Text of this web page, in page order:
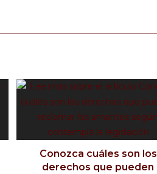
Conozca cuáles son los
derechos que pueden